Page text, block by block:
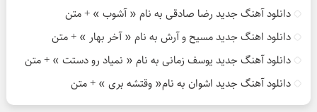
دانلود آهنگ جدید رضا صادقی به نام « آشوب » + متن
دانلود اهنگ جدید مسیح و آرش به نام « آخر بهار » + متن
دانلود آهنگ جدید یوسف زمانی به نام « نمیاد رو دستت » + متن
دانلود آهنگ جدید اشوان به نام« وقتشه بری » + متن